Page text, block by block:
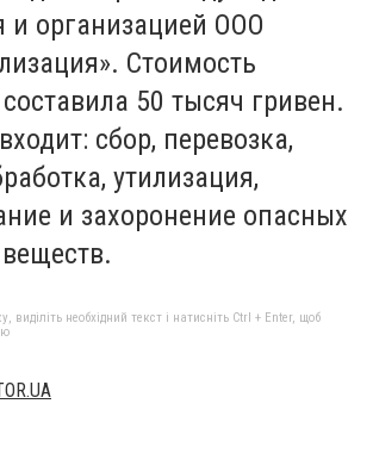
и организацией ООО
Стоимость
50 тысяч гривен.
сбор, перевозка,
утилизация,
и захоронение опасных
необхідний текст і натисніть Ctrl + Enter, щоб